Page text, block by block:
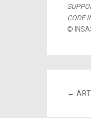
CODE
©
←